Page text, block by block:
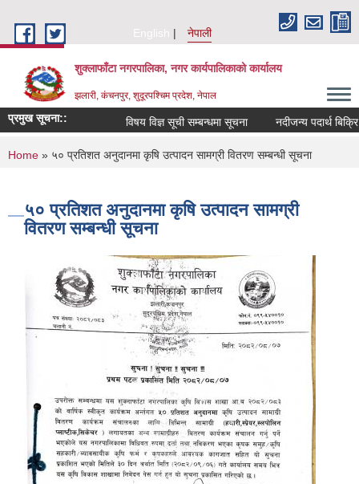
English
नेपाली
शुक्लाफाँटा नगरपालिका, नगर कार्यपालिकाको कार्यालय
झलारी, कंचनपुर, शुदूरपश्चिम प्रदेश, नेपाल
प्रमुख सूचना:: विषय विज्ञ सूची सम्बन्धमा सूचना नदीजन्य पदार्थ
You are here
Home » ५० प्रतिशत अनुदानमा कृषि उत्पादन सामग्री वितरण सम्बन्धी सूचना
५० प्रतिशत अनुदानमा कृषि उत्पादन सामग्री
वितरण सम्बन्धी सूचना